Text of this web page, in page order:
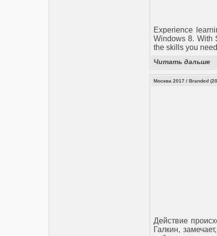
Experience
Windows 8. With
the skills you
Читать дальше
Москва 2017 / Branded
Действие
Галкин,